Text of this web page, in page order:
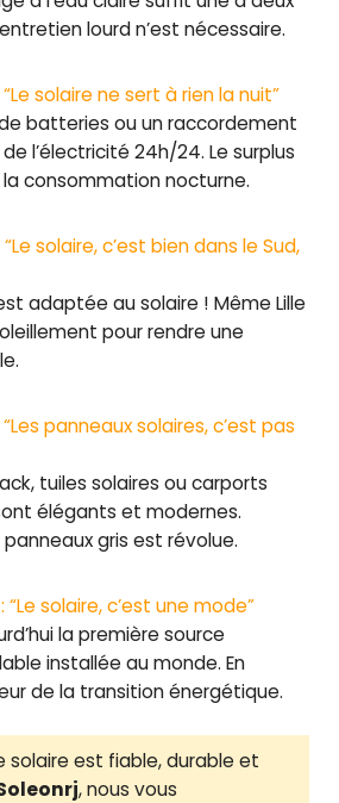
lourd n’est nécessaire.
solaire ne sert à rien la nuit”
batteries ou un raccordement
l’électricité 24h/24. Le surplus
consommation nocturne.
solaire, c’est bien dans le Sud,
adaptée au solaire ! Même Lille
pour rendre une
panneaux solaires, c’est pas
tuiles solaires ou carports
élégants et modernes.
panneaux gris est révolue.
“Le solaire, c’est une mode”
la première source
installée au monde. En
de la transition énergétique.
solaire est fiable, durable et
, nous vous